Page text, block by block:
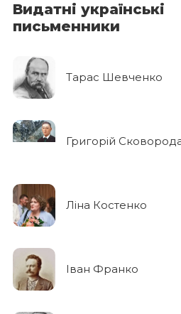
Видатні українські
письменники
Тарас Шевченко
Григорій
Ліна Костенко
Іван Франко